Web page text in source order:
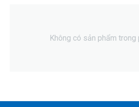
Không có sản phẩm trong